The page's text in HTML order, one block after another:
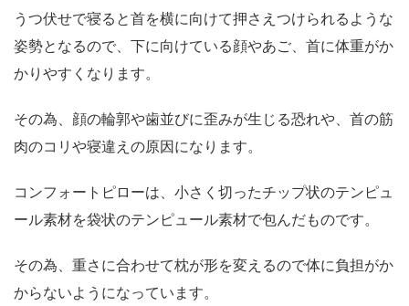
うつ伏せで寝ると首を横に向けて押さえつけられるような
姿勢となるので、下に向けている顔やあご、首に体重がか
かりやすくなります。
その為、顔の輪郭や歯並びに歪みが生じる恐れや、首の筋
肉のコリや寝違えの原因になります。
コンフォートピローは、小さく切ったチップ状のテンピュ
ール素材を袋状のテンピュール素材で包んだものです。
その為、重さに合わせて枕が形を変えるので体に負担がか
からないようになっています。